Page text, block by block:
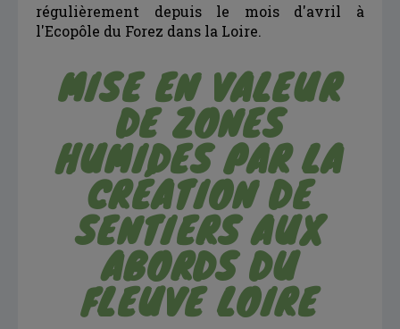
régulièrement depuis le mois d'avril à
l'Ecopôle du Forez dans la Loire.
MISE EN VALEUR
DE ZONES
HUMIDES PAR LA
CRÉATION DE
SENTIERS AUX
ABORDS DU
FLEUVE LOIRE